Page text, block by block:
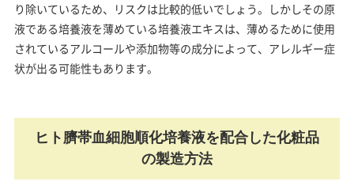
り除いているため、リスクは比較的低いでしょう。しかしその原
液である培養液を薄めている培養液エキスは、薄めるために使用
されているアルコールや添加物等の成分によって、アレルギー症
状が出る可能性もあります。
ヒト臍帯血細胞順化培養液を配合した化粧品
の製造方法